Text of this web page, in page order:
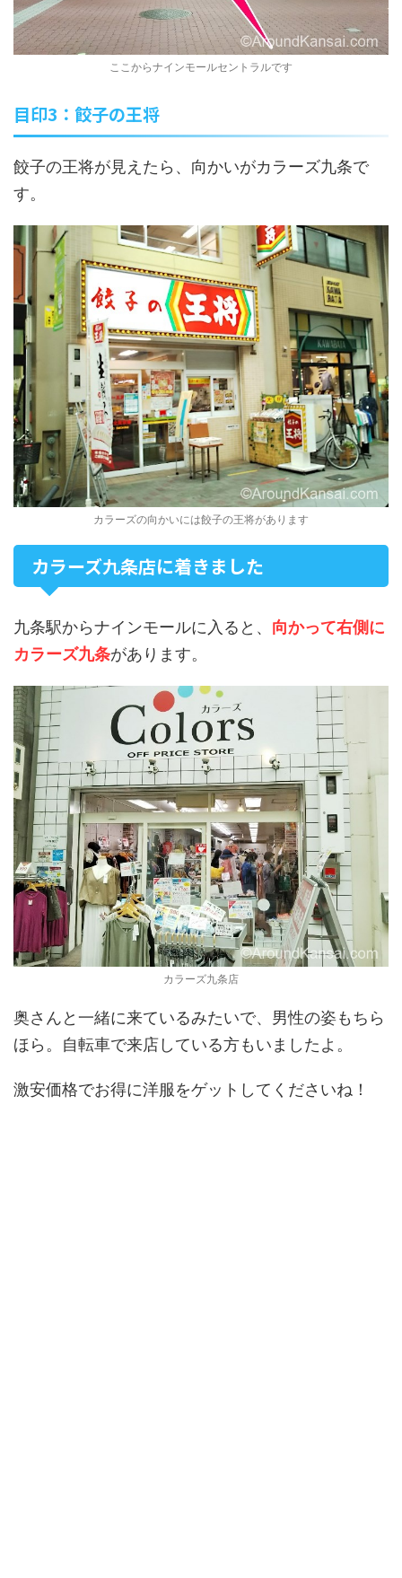
ここからナインモールセントラルです
目印3：餃子の王将
餃子の王将が見えたら、向かいがカラーズ九条で
す。
カラーズの向かいには餃子の王将があります
カラーズ九条店に着きました
九条駅からナインモールに入ると、 向かって右側に
カラーズ九条があります。
カラーズ九条店
奥さんと一緒に来ているみたいで、男性の姿もちら
ほら。自転車で来店している方もいましたよ。
激安価格でお得に洋服をゲットしてくださいね！